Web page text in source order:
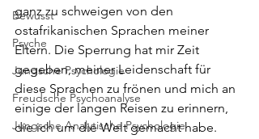
Bewusst
Psyche
Jungsche Psychologie
Freudsche Psychoanalyse
Jungsche Analytische Psychologie
ganz zu schweigen von den
ostafrikanischen Sprachen meiner
Eltern. Die Sperrung hat mir Zeit
gegeben, meiner Leidenschaft für
diese Sprachen zu frönen und mich an
einige der langen Reisen zu erinnern,
die ich um die Welt gemacht habe.